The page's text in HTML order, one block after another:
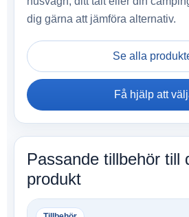
dig gärna att jämföra alternativ.
Se alla
Få hjälp att
Passande tillbehör till
produkt